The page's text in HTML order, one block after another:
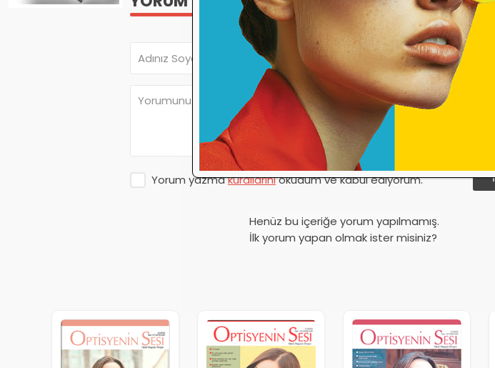
Yorum yazmakurallarınıokudum ve kabul ediyorum.
Henüz bu içeriğe yorum yapılmamış.
İlk yorum yapan olmak ister misiniz?